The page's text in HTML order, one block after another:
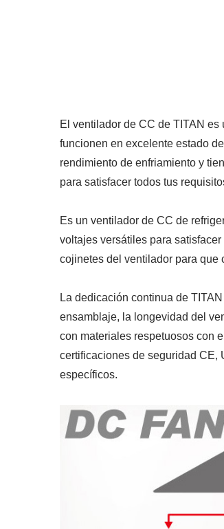
El ventilador de CC de TITAN
funcionen en excelente estado
rendimiento de enfriamiento y
para satisfacer todos tus
Es un ventilador de CC de
voltajes versátiles para
cojinetes del ventilador para que
La dedicación continua de
ensamblaje, la longevidad del
con materiales respetuosos con
certificaciones de seguridad CE,
específicos.
Ventilador Para
Refrigerador De RV